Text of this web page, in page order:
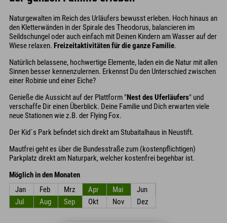
Naturgewalten im Reich des Urläufers bewusst erleben. Hoch hinaus an
den Kletterwänden in der Spirale des Theodorus, balancieren im
Seildschungel oder auch einfach mit Deinen Kindern am Wasser auf der
Wiese relaxen. Freizeitaktivitäten für die ganze Familie.
Natürlich belassene, hochwertige Elemente, laden ein die Natur mit allen
Sinnen besser kennenzulernen. Erkennst Du den Unterschied zwischen
einer Robinie und einer Eiche?
Genieße die Aussicht auf der Plattform "Nest des Uferläufers" und
verschaffe Dir einen Überblick. Deine Familie und Dich erwarten viele
neue Stationen wie z.B. der Flying Fox.
Der Kid´s Park befindet sich direkt am Stubaitalhaus in Neustift.
Mautfrei geht es über die Bundesstraße zum (kostenpflichtigen)
Parkplatz direkt am Naturpark, welcher kostenfrei begehbar ist.
Möglich in den Monaten
Jan
Feb Mrz Apr Mai
Jun
Jul
Aug Sep Okt Nov Dez